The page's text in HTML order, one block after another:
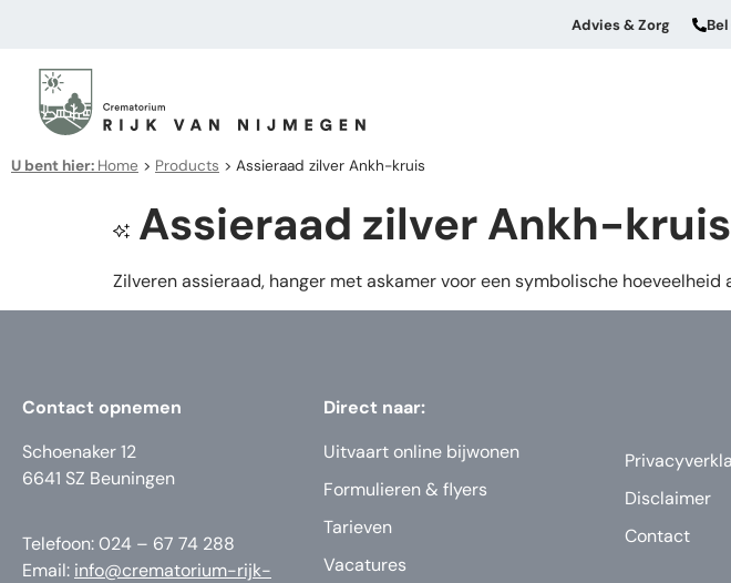
Advies & Zorg Bel
U bent hier: Home > Products > Assieraad zilver Ankh-kruis
Assieraad zilver Ankh-kruis
Zilveren assieraad, hanger met askamer voor een symbolische hoeveelheid
Contact opnemen
Schoenaker 12
6641 SZ Beuningen
Telefoon: 024 – 67 74 288
Email: info@crematorium-rijk-
Direct naar:
Uitvaart online bijwonen
Formulieren & flyers
Tarieven
Vacatures
Disclaimer
Contact